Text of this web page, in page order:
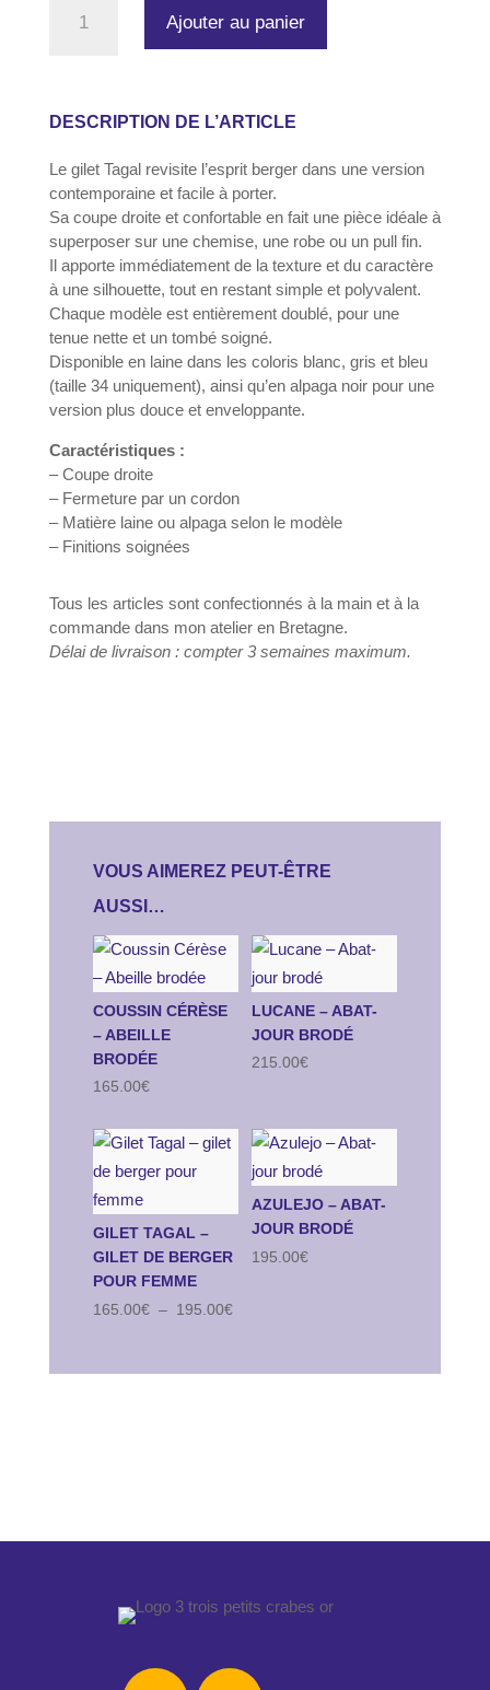
gilet
berger
pour
femme
Ajouter au panier
DESCRIPTION DE L’ARTICLE
Le gilet Tagal revisite l’esprit berger dans une version
contemporaine et facile à porter.
Sa coupe droite et confortable en fait une pièce idéale à
superposer sur une chemise, une robe ou un pull fin.
Il apporte immédiatement de la texture et du caractère
à une silhouette, tout en restant simple et polyvalent.
Chaque modèle est entièrement doublé, pour une
tenue nette et un tombé soigné.
Disponible en laine dans les coloris blanc, gris et bleu
(taille 34 uniquement), ainsi qu’en alpaga noir pour une
version plus douce et enveloppante.
Caractéristiques :
– Coupe droite
– Fermeture par un cordon
– Matière laine ou alpaga selon le modèle
– Finitions soignées
Tous les articles sont confectionnés à la main et à la
commande dans mon atelier en Bretagne.
Délai de livraison : compter 3 semaines maximum.
VOUS AIMEREZ PEUT-ÊTRE
AUSSI…
COUSSIN CÉRÈSE
– ABEILLE
BRODÉE
165.00€
LUCANE – ABAT-
JOUR BRODÉ
215.00€
GILET TAGAL –
GILET DE BERGER
POUR FEMME
165.00€ – 195.00€Plage
AZULEJO – ABAT-
JOUR BRODÉ
195.00€